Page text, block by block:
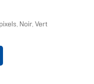
Noir, Vert